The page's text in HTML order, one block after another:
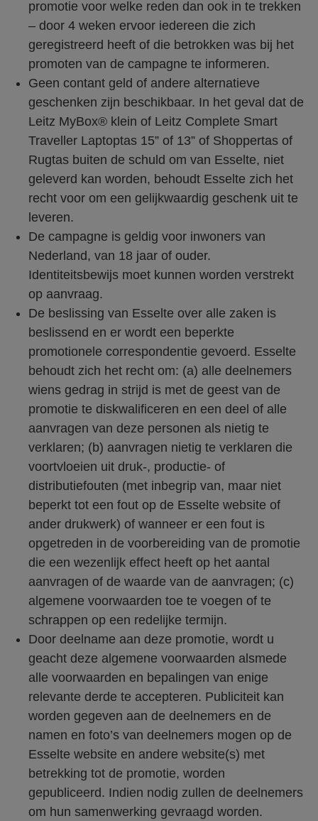
promotie voor welke reden dan ook in te trekken
– door 4 weken ervoor iedereen die zich
geregistreerd heeft of die betrokken was bij het
promoten van de campagne te informeren.
Geen contant geld of andere alternatieve
geschenken zijn beschikbaar. In het geval dat de
Leitz MyBox® klein of Leitz Complete Smart
Traveller Laptoptas 15” of 13” of Shoppertas of
Rugtas buiten de schuld om van Esselte, niet
geleverd kan worden, behoudt Esselte zich het
recht voor om een gelijkwaardig geschenk uit te
leveren.
De campagne is geldig voor inwoners van
Nederland, van 18 jaar of ouder.
Identiteitsbewijs moet kunnen worden verstrekt
op aanvraag.
De beslissing van Esselte over alle zaken is
beslissend en er wordt een beperkte
promotionele correspondentie gevoerd. Esselte
behoudt zich het recht om: (a) alle deelnemers
wiens gedrag in strijd is met de geest van de
promotie te diskwalificeren en een deel of alle
aanvragen van deze personen als nietig te
verklaren; (b) aanvragen nietig te verklaren die
voortvloeien uit druk-, productie- of
distributiefouten (met inbegrip van, maar niet
beperkt tot een fout op de Esselte website of
ander drukwerk) of wanneer er een fout is
opgetreden in de voorbereiding van de promotie
die een wezenlijk effect heeft op het aantal
aanvragen of de waarde van de aanvragen; (c)
algemene voorwaarden toe te voegen of te
schrappen op een redelijke termijn.
Door deelname aan deze promotie, wordt u
geacht deze algemene voorwaarden alsmede
alle voorwaarden en bepalingen van enige
relevante derde te accepteren. Publiciteit kan
worden gegeven aan de deelnemers en de
namen en foto’s van deelnemers mogen op de
Esselte website en andere website(s) met
betrekking tot de promotie, worden
gepubliceerd. Indien nodig zullen de deelnemers
om hun samenwerking gevraagd worden.